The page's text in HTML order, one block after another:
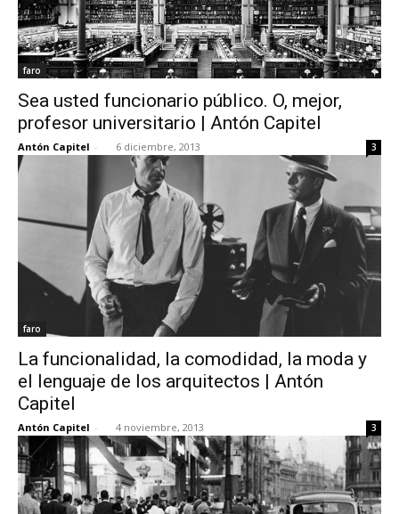
faro
Sea usted funcionario público. O, mejor,
profesor universitario | Antón Capitel
Antón Capitel - 6 diciembre, 2013 3
faro
La funcionalidad, la comodidad, la moda y
el lenguaje de los arquitectos | Antón
Capitel
Antón Capitel - 4 noviembre, 2013 3